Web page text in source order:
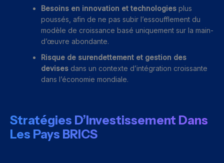
Besoins en innovation et technologies plus
poussés, afin de ne pas subir l’essoufflement du
modèle de croissance basé uniquement sur la main-
d’œuvre abondante.
Risque de surendettement et gestion des
devises dans un contexte d’intégration croissante
dans l’économie mondiale.
Stratégies D’Investissement Dans
Les Pays BRICS